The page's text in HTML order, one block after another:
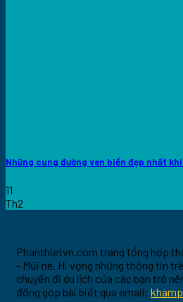
Những cung đường ven biển đẹp nhất
11
Th2
Phanthietvn.com trang tổng hợp
- Mũi né. Hi vọng những thông tin
chuyến đi du lịch của các bạn trở
đống góp bài biết qua email: